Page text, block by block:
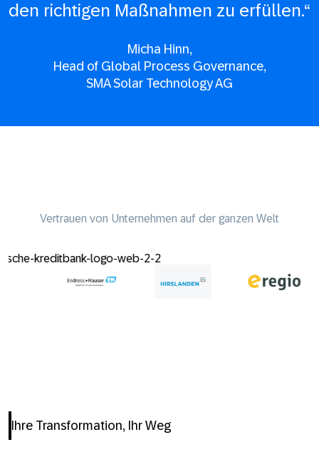
den richtigen Maßnahmen zu erfüllen.“
Micha Hinn,
Head of Global Process Governance,
SMA Solar Technology AG
Vertrauen von Unternehmen auf der ganzen Welt
Ihre Transformation, Ihr Weg